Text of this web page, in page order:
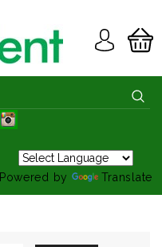
Powered by Translate